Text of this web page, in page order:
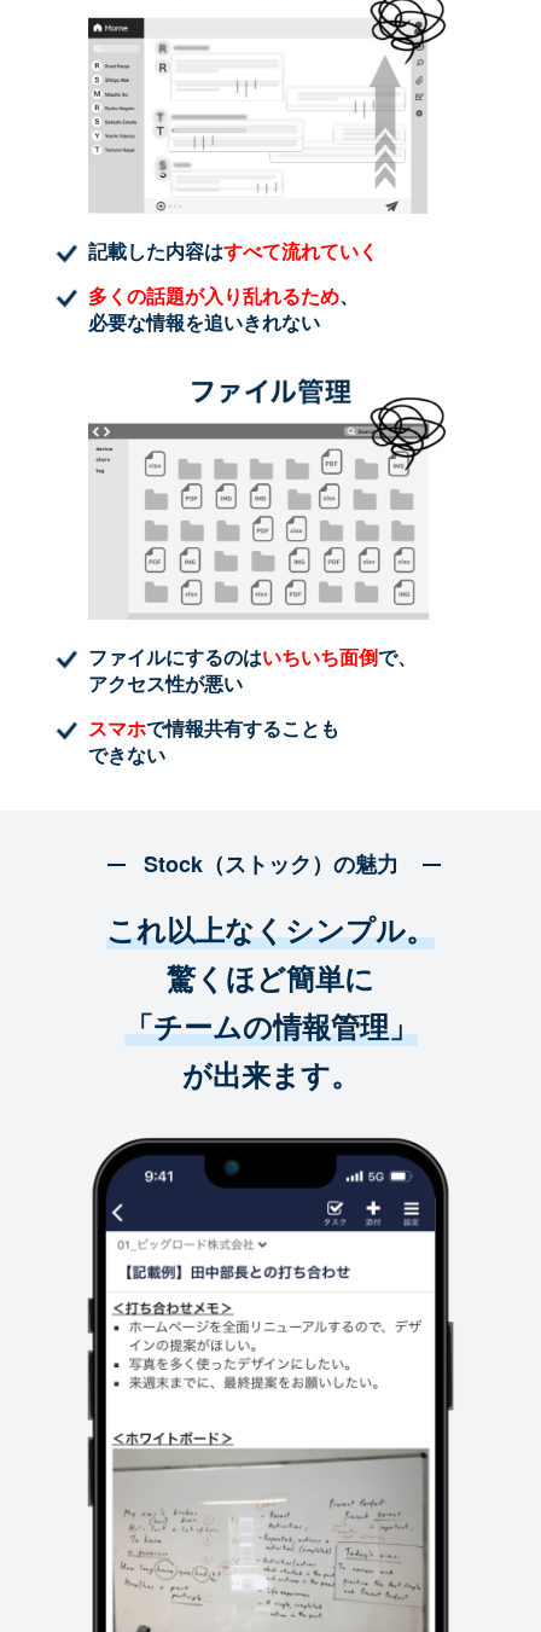
記載した内容はすべて流れていく
多くの話題が入り乱れるため、
必要な情報を追いきれない
ファイルにするのはいちいち面倒で、
アクセス性が悪い
スマホで情報共有することも
できない
Stock（ストック）の魅力
これ以上なくシンプル。
驚くほど簡単に
「チームの情報管理」
が出来ます。